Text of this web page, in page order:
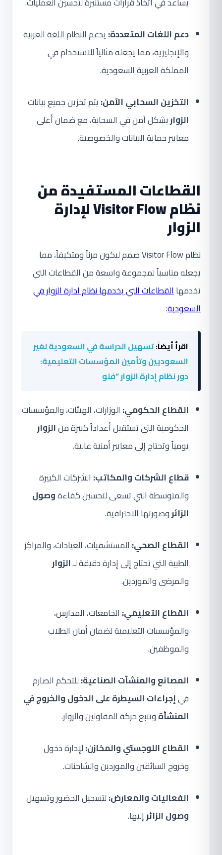
دعم اللغات المتعددة:يدعم النظام اللغة العربية
والإنجليزية، مما يجعله مثالياً للاستخدام في
المملكة العربية السعودية.
التخزين السحابي الآمن:يتم تخزين جميع بيانات
الزواربشكل آمن في السحابة، مع ضمان أعلى
معايير حماية البيانات والخصوصية.
القطاعات المستفيدة من
نظام Visitor Flow لإدارة
الزوار
نظام Visitor Flow صمم ليكون مرناً ومتكيفاً، مما
يجعله مناسباً لمجموعة واسعة من القطاعات التي
تخدمهاالقطاعات التي يخدمها نظام ادارة الزوار في
السعودية:
اقرأ أيضاً:تسهيل الدراسة في السعودية لغير
السعوديين وتأمين المؤسسات التعليمية:
دور نظام إدارة الزوار “فلو
القطاع الحكومي: الوزارات، الهيئات، والمؤسسات
الحكومية التي تستقبل أعداداً كبيرة منالزوار
يومياً وتحتاج إلى معايير أمنية عالية.
قطاع الشركات والمكاتب: الشركات الكبيرة
والمتوسطة التي تسعى لتحسين كفاءةوصول
الزائروصورتها الاحترافية.
القطاع الصحي: المستشفيات، العيادات، والمراكز
الطبية التي تحتاج إلى إدارة دقيقة لـالزوار
والمرضى والموردين.
القطاع التعليمي: الجامعات، المدارس،
والمؤسسات التعليمية لضمان أمان الطلاب
والموظفين.
المصانع والمنشآت الصناعية:للتحكم الصارم
فيإجراءات السيطرة على الدخول والخروج في
المنشأةوتتبع حركة المقاولين والزوار.
القطاع اللوجستي والمخازن:لإدارة دخول
وخروج السائقين والموردين والشاحنات.
الفعاليات والمعارض:لتسجيل الحضور وتسهيل
وصول الزائرإليها.